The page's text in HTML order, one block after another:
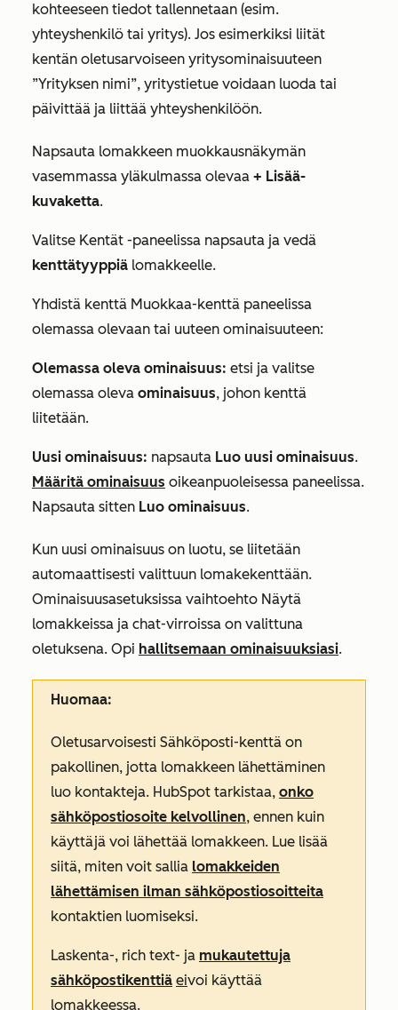
kohteeseen tiedot tallennetaan (esim.
yhteyshenkilö tai yritys). Jos esimerkiksi liität
kentän oletusarvoiseen yritysominaisuuteen
”Yrityksen nimi”, yritystietue voidaan luoda tai
päivittää ja liittää yhteyshenkilöön.
Napsauta lomakkeen muokkausnäkymän
vasemmassa yläkulmassa olevaa + Lisää-
kuvaketta.
Valitse Kentät -paneelissa napsauta ja vedä
kenttätyyppiä lomakkeelle.
Yhdistä kenttä Muokkaa-kenttä paneelissa
olemassa olevaan tai uuteen ominaisuuteen:
Olemassa oleva ominaisuus: etsi ja valitse
olemassa oleva ominaisuus, johon kenttä
liitetään.
Uusi ominaisuus: napsauta Luo uusi ominaisuus.
Määritä ominaisuus oikeanpuoleisessa paneelissa.
Napsauta sitten Luo ominaisuus.
Kun uusi ominaisuus on luotu, se liitetään
automaattisesti valittuun lomakekenttään.
Ominaisuusasetuksissa vaihtoehto Näytä
lomakkeissa ja chat-virroissa on valittuna
oletuksena. Opi hallitsemaan ominaisuuksiasi.
Huomaa:
Oletusarvoisesti Sähköposti-kenttä on
pakollinen, jotta lomakkeen lähettäminen
luo kontakteja. HubSpot tarkistaa, onko
sähköpostiosoite kelvollinen, ennen kuin
käyttäjä voi lähettää lomakkeen. Lue lisää
siitä, miten voit sallia lomakkeiden
lähettämisen ilman sähköpostiosoitteita
kontaktien luomiseksi.
Laskenta-, rich text- ja mukautettuja
sähköpostikenttiä eivoi käyttää
lomakkeessa.